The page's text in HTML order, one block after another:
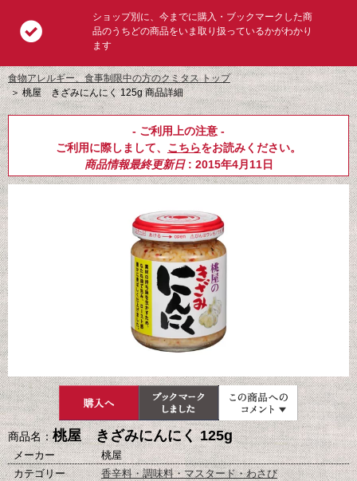
ショップ別に、今までに購入・ブックマークした商
品のうちどの商品をいま取り扱っているかがわかり
ます
食物アレルギー、食事制限中の方のクミタス トップ
＞桃屋 きざみにんにく 125g 商品詳細
- ご利用上の注意 -
ご利用に際しまして、 こちらをお読みください。
商品情報最終更新日: 2015年4月11日
商品名：桃屋 きざみにんにく 125g
メーカー
桃屋
カテゴリー
香辛料・調味料・マスタード・わさび